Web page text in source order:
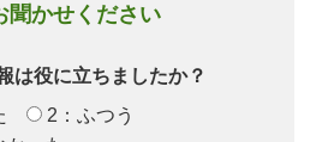
聞かせください
は役に立ちましたか？
2：ふつう